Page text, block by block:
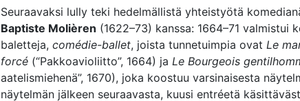
Seuraavaksi lully teki hedelmällistä yhteistyötä
Baptiste Molièren (1622–73) kanssa: 1664–71 valmistui
baletteja, comédie-ballet, joista tunnetuimpia ovat Le
forcé (“Pakkoavioliitto”, 1664) ja Le Bourgeois
aatelismiehenä”, 1670), joka koostuu varsinaisesta
näytelmän jälkeen seuraavasta, kuusi entréetä